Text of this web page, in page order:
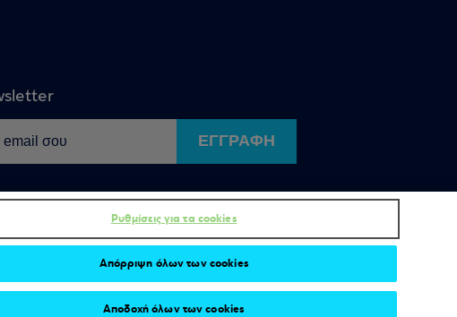
ΕΓΓΡΑΦΗ
tuned
Ρυθμίσεις για τα cookies
Απόρριψη όλων των cookies
Αποδοχή όλων των cookies